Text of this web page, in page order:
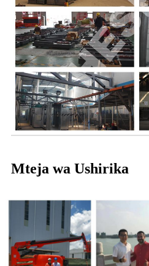
Mteja wa Ushirika